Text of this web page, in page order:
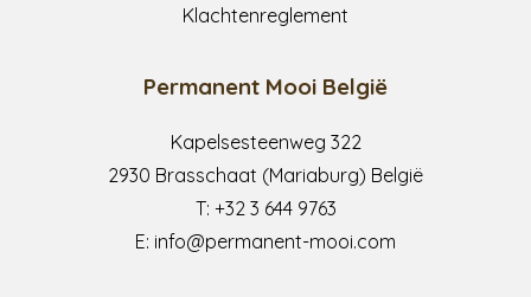
Klachtenreglement
Permanent Mooi België
Kapelsesteenweg 322
2930 Brasschaat (Mariaburg) België
T: +32 3 644 9763
E: info@permanent-mooi.com